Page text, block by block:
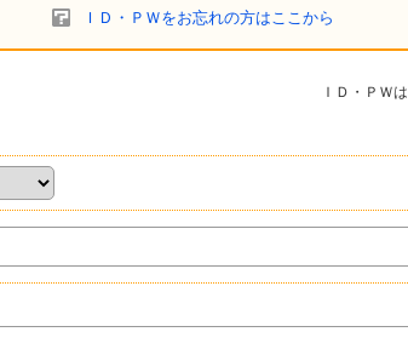
ＩＤ・ＰＷをお忘れの方はここから
ＩＤ・ＰＷは